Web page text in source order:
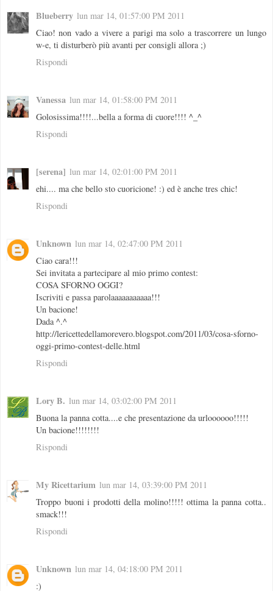
Blueberry lun mar 14, 01:57:00 PM 2011
Ciao! non vado a vivere a parigi ma solo a trascorrere un lungo
w-e, ti disturberò più avanti per consigli allora ;)
Rispondi
Vanessa lun mar 14, 01:58:00 PM 2011
Golosissima!!!!...bella a forma di cuore!!!! ^_^
Rispondi
[serena] lun mar 14, 02:01:00 PM 2011
ehi.... ma che bello sto cuoricione! :) ed è anche tres chic!
Rispondi
Unknown lun mar 14, 02:47:00 PM 2011
Ciao cara!!!
Sei invitata a partecipare al mio primo contest:
COSA SFORNO OGGI?
Iscriviti e passa parolaaaaaaaaaaa!!!
Un bacione!
Dada ^.^
http://lericettedellamorevero.blogspot.com/2011/03/cosa-sforno-
oggi-primo-contest-delle.html
Rispondi
Lory B. lun mar 14, 03:02:00 PM 2011
Buona la panna cotta....e che presentazione da urloooooo!!!!!
Un bacione!!!!!!!!
Rispondi
My Ricettarium lun mar 14, 03:39:00 PM 2011
Troppo buoni i prodotti della molino!!!!! ottima la panna cotta..
smack!!!
Rispondi
Unknown lun mar 14, 04:18:00 PM 2011
:)